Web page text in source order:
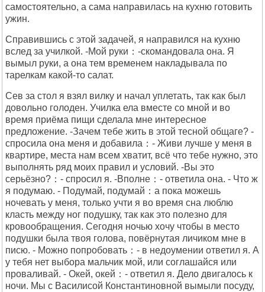
самостоятельно, а сама направилась на кухню готовить
ужин.
Справившись с этой задачей, я направился на кухню
вслед за училкой. -Мой руки：-скомандовала она. Я
вымыл руки, а она тем временем накладывала по
тарелкам какой-то салат.
Сев за стол я взял вилку и начал уплетать, так как был
довольно голоден. Училка ела вместе со мной и во
время приёма пищи сделала мне интересное
предложение. -Зачем тебе жить в этой тесной общаге? -
спросила она меня и добавила：- Живи лучше у меня в
квартире, места нам всем хватит, всё что тебе нужно, это
выполнять ряд моих правил и условий. -Вы это
серьёзно?：- спросил я. -Вполне：- ответила она. - Что ж
я подумаю. - Подумай, подумай：а пока можешь
ночевать у меня, только учти я во время сна люблю
класть между ног подушку, так как это полезно для
кровообращения. Сегодня ночью хочу чтобы в место
подушки была твоя голова, повёрнутая личиком мне в
писю. - Можно попробовать：- в недоумении ответил я. А
у тебя нет выбора мальчик мой, или соглашайся или
проваливай. - Окей, окей：- ответил я. Дело двигалось к
ночи. Мы с Василисой Константиновной вымыли посуду,